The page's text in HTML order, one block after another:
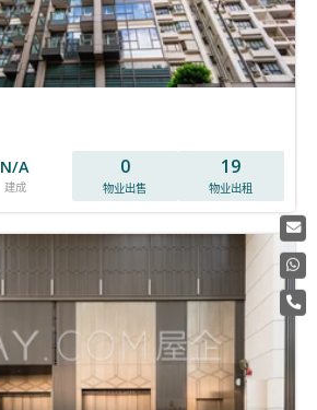
N/A
建成
0
物业出售
19
物业出租